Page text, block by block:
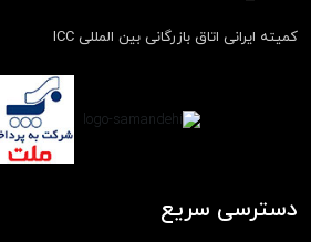
کمیته ایرانی اتاق بازرگانی بین المللی ICC
دسترسی سریع